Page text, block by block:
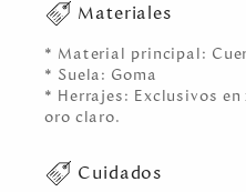
Materiales
* Material principal:
* Suela: Goma
* Herrajes: Exclusivos en
oro claro.
Cuidados